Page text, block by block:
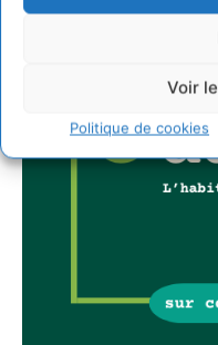
Voir
Politique de cookies